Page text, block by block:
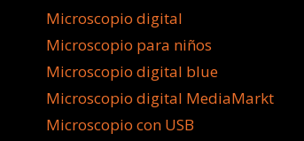
Microscopio digital
Microscopio para niños
Microscopio digital blue
Microscopio digital MediaMarkt
Microscopio con USB